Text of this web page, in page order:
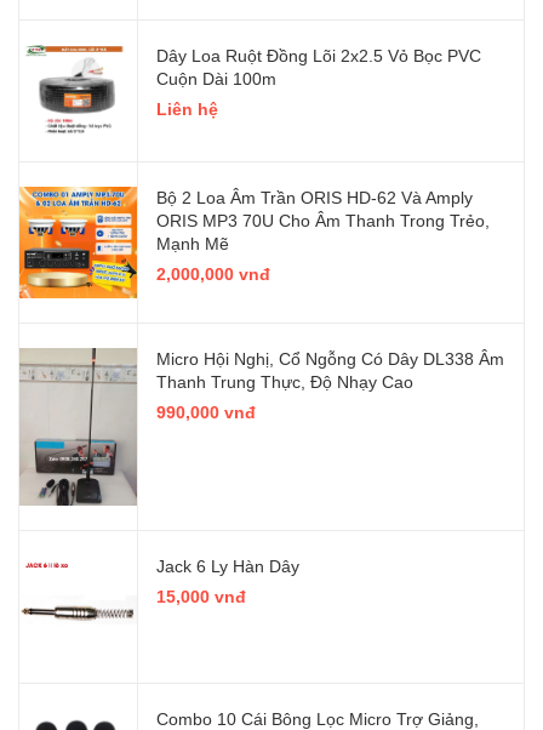
Dây Loa Ruột Đồng Lõi 2x2.5 Vỏ Bọc PVC
Cuộn Dài 100m
Liên hệ
Bộ 2 Loa Âm Trần ORIS HD-62 Và Amply
ORIS MP3 70U Cho Âm Thanh Trong Trẻo,
Mạnh Mẽ
2,000,000 vnđ
Micro Hội Nghị, Cổ Ngỗng Có Dây DL338 Âm
Thanh Trung Thực, Độ Nhạy Cao
990,000 vnđ
Jack 6 Ly Hàn Dây
15,000 vnđ
Combo 10 Cái Bông Lọc Micro Trợ Giảng,